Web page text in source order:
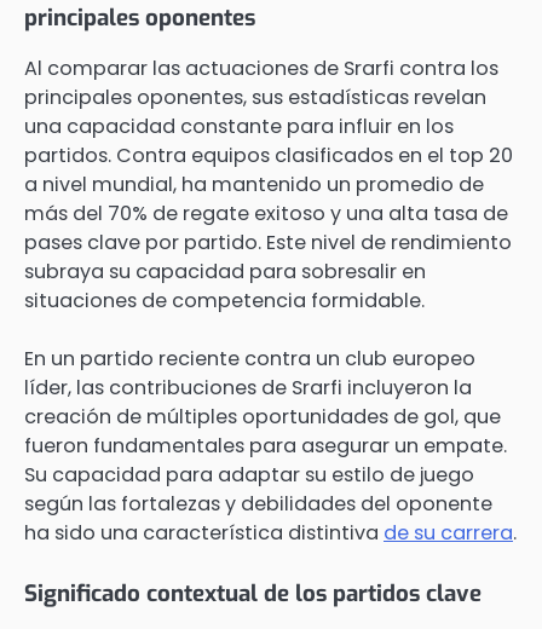
principales oponentes
Al comparar las actuaciones de Srarfi contra los
principales oponentes, sus estadísticas revelan
una capacidad constante para influir en los
partidos. Contra equipos clasificados en el top 20
a nivel mundial, ha mantenido un promedio de
más del 70% de regate exitoso y una alta tasa de
pases clave por partido. Este nivel de rendimiento
subraya su capacidad para sobresalir en
situaciones de competencia formidable.
En un partido reciente contra un club europeo
líder, las contribuciones de Srarfi incluyeron la
creación de múltiples oportunidades de gol, que
fueron fundamentales para asegurar un empate.
Su capacidad para adaptar su estilo de juego
según las fortalezas y debilidades del oponente
ha sido una característica distintiva de su carrera.
Significado contextual de los partidos clave